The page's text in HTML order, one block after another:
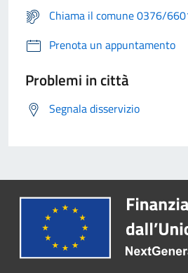
Chiama il comune 0376/
Prenota un appuntamento
Problemi in città
Segnala disservizio